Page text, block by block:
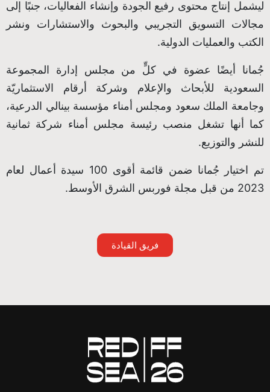
ليشمل إنتاج محتوى رفيع الجودة وإنشاء الفعاليات، جنبًا إلى
مجالات التسويق التجريبي والبحوث والاستشارات ونشر
الكتب والعمليات الدولية.
جُمانا أيضًا عضوة في كلٍّ من مجلس إدارة المجموعة
السعودية للأبحاث والإعلام وشركة أرقام الاستثماريّة
وجامعة الملك سعود ومجلس أمناء مؤسسة بينالي الدرعية،
كما أنها تشغل منصب رئيسة مجلس أمناء شركة ثمانية
للنشر والتوزيع.
تم اختيار جُمانا ضمن قائمة أقوى 100 سيدة أعمال لعام
2023 من قبل مجلة فوربس الشرق الأوسط.
فريق القيادة